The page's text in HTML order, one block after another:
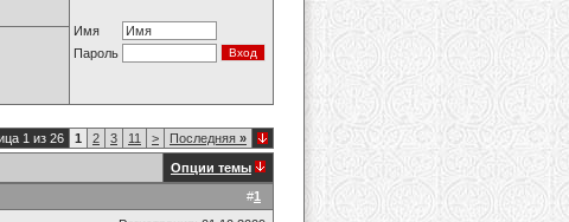
Имя
Пароль
1 из 26 1 2 3 11 > Последняя »
Опции темы
#1